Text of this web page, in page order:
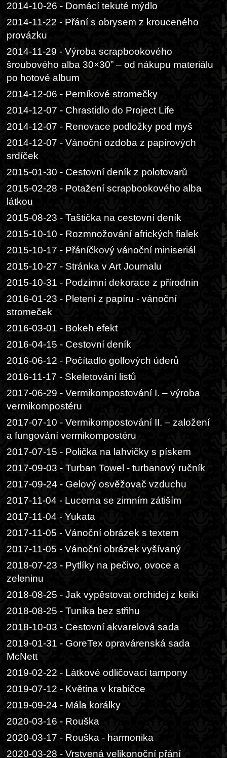
2014-10-26 - Domácí tekuté mýdlo
2014-11-22 - Přání s obrysem z krouceného
provázku
2014-11-29 - Výroba scrapbookového
šroubového alba 30×30” – od nákupu materiálu
po hotové album
2014-12-06 - Perníkové stromečky
2014-12-07 - Chrastidlo do Project Life
2014-12-07 - Renovace podložky pod myš
2014-12-07 - Vánoční ozdoba z papírových
srdíček
2015-01-30 - Cestovní deník z polotovarů
2015-02-28 - Potažení scrapbookového alba
látkou
2015-08-23 - Taštička na cestovní deník
2015-10-10 - Rozmnožování afrických fialek
2015-10-17 - Přáníčkový vánoční miniseriál
2015-10-27 - Stránka v Art Journalu
2015-10-31 - Podzimní dekorace z přírodnin
2016-01-23 - Pletení z papíru - vánoční
stromeček
2016-03-01 - Bokeh efekt
2016-04-15 - Cestovní deník
2016-06-12 - Počítadlo golfových úderů
2016-11-17 - Skeletování listů
2017-06-29 - Vermikompostování I. – výroba
vermikompostéru
2017-07-10 - Vermikompostování II. – založení
a fungování vermikompostéru
2017-07-15 - Polička na lahvičky s pískem
2017-09-03 - Turban Towel - turbanový ručník
2017-09-24 - Gelový osvěžovač vzduchu
2017-11-04 - Lucerna se zimním zátiším
2017-11-04 - Yukata
2017-11-05 - Vánoční obrázek s textem
2017-11-05 - Vánoční obrázek vyšívaný
2018-07-23 - Pytlíky na pečivo, ovoce a
zeleninu
2018-08-25 - Jak vypěstovat orchidej z keiki
2018-08-25 - Tunika bez střihu
2018-10-03 - Cestovní akvarelová sada
2019-01-31 - GoreTex opravárenská sada
McNett
2019-02-22 - Látkové odličovací tampony
2019-07-12 - Květina v krabičce
2019-09-24 - Mála korálky
2020-03-16 - Rouška
2020-03-17 - Rouška - harmonika
2020-03-28 - Vrstvená velikonoční přání